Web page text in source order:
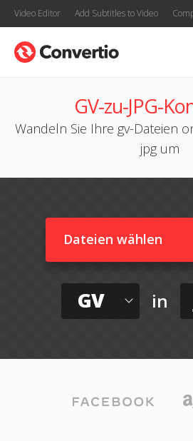
Video Editor Add Subtitles to Video
GV-zu-JPG-
Wandeln Sie Ihre gv-Dateien
jpg um
Dateien wählen
GV in